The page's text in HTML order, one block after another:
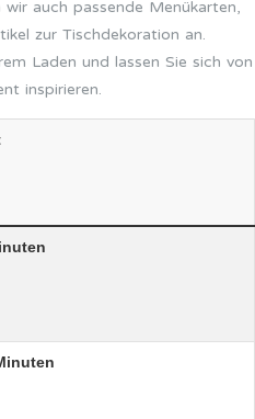
auch passende Menükarten,
zur Tischdekoration an.
Laden und lassen Sie sich von
inspirieren.